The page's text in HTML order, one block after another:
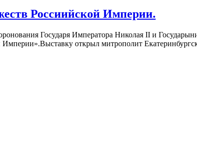
Россиийской Империи.
Государя Императора Николая II и
открыл митрополит